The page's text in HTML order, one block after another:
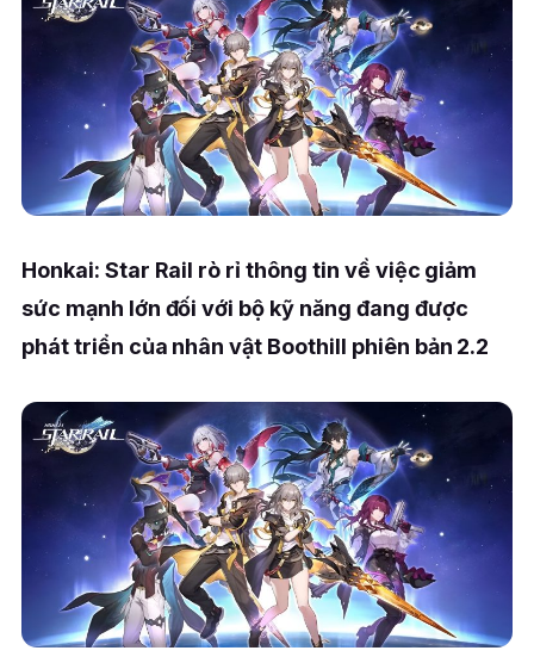
Honkai: Star Rail rò rỉ thông tin về việc giảm
sức mạnh lớn đối với bộ kỹ năng đang được
phát triển của nhân vật Boothill phiên bản 2.2